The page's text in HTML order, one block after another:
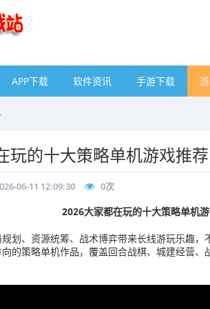
APP下载 软件资讯 手游下载
玩的十大策略单机游戏推荐
06-11 12:09:30 0次
2026大家都在玩的十大策略单机
划、资源统筹、战术博弈带来长线游玩乐趣
的策略单机作品，覆盖回合战棋、城建经营